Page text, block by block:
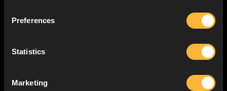
Preferences
Statistics
Marketing